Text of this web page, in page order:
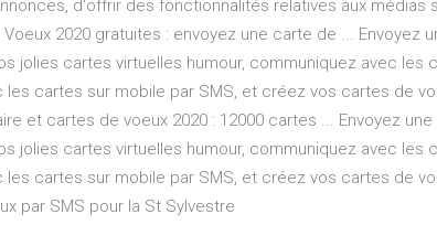
d'offrir des fonctionnalités relatives aux médias
2020 gratuites : envoyez une carte de ... Envoyez
jolies cartes virtuelles humour, communiquez avec les
les cartes sur mobile par SMS, et créez vos cartes de
et cartes de voeux 2020 : 12000 cartes ... Envoyez
jolies cartes virtuelles humour, communiquez avec les
les cartes sur mobile par SMS, et créez vos cartes de
par SMS pour la St Sylvestre